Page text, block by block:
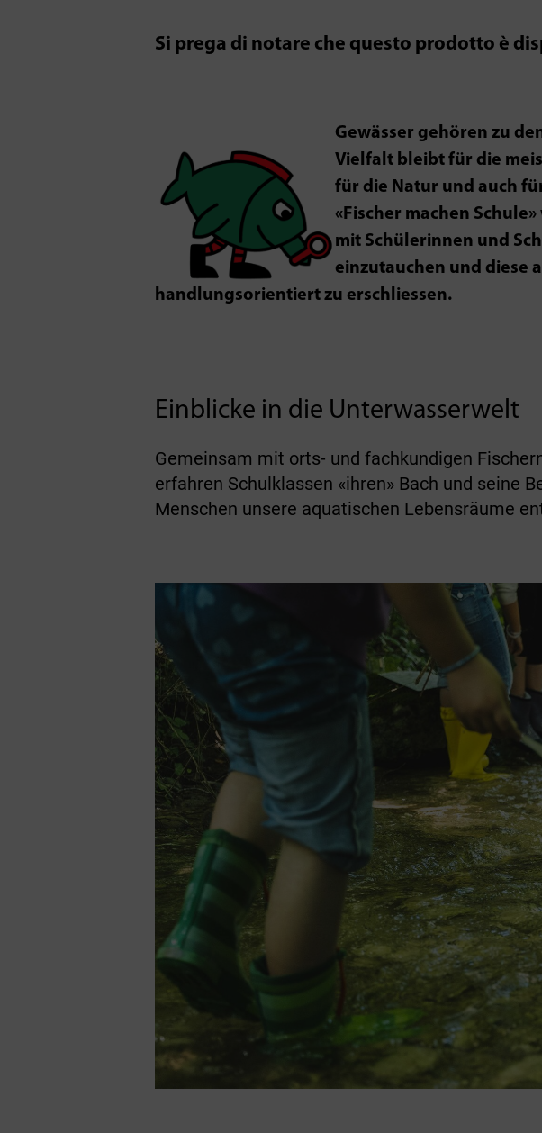
Si prega di notare che questo prodotto è
Gewässer gehören zu
Vielfalt bleibt für die
für die Natur und auch
«Fischer machen
mit Schülerinnen und
einzutauchen und diese
handlungsorientiert zu erschliessen.
Einblicke in die Unterwasserwelt
Gemeinsam mit orts- und fachkundigen
erfahren Schulklassen «ihren» Bach und seine
Menschen unsere aquatischen Lebensräume